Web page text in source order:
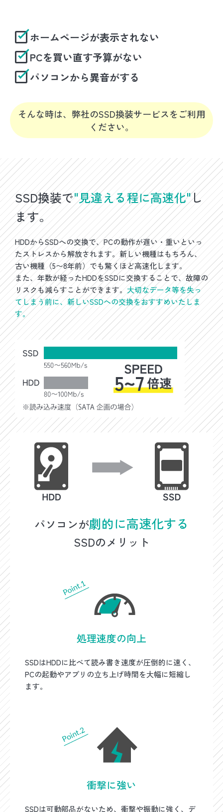
ホームページが表示されない
PCを買い直す予算がない
パソコンから異音がする
そんな時は、弊社のSSD換装サービスをご利用
ください。
SSD換装で"見違える程に高速化"し
ます。
HDDからSSDへの交換で、PCの動作が遅い・重いといっ
たストレスから解放されます。新しい機種はもちろん、
古い機種（5〜8年前）でも驚くほど高速化します。
また、年数が経ったHDDをSSDに交換することで、故障の
リスクも減らすことができます。大切なデータ等を失っ
てしまう前に、新しいSSDへの交換をおすすめいたしま
す。
パソコンが劇的に高速化する
SSDのメリット
処理速度の向上
SSDはHDDに比べて読み書き速度が圧倒的に速く、
PCの起動やアプリの立ち上げ時間を大幅に短縮し
ます。
衝撃に強い
SSDは可動部品がないため、衝撃や振動に強く、デ